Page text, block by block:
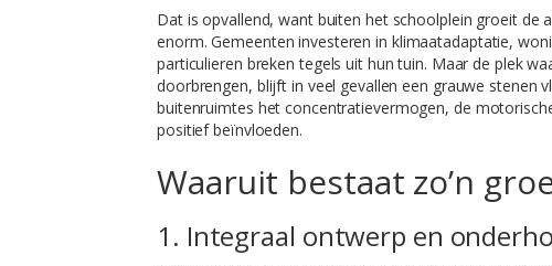
Dat is opvallend, want buiten het schoolplein groeit de
enorm. Gemeenten investeren in klimaatadaptatie,
particulieren breken tegels uit hun tuin. Maar de plek
doorbrengen, blijft in veel gevallen een grauwe stenen
buitenruimtes het concentratievermogen, de
positief beïnvloeden.
Waaruit bestaat zo’n
1. Integraal ontwerp en